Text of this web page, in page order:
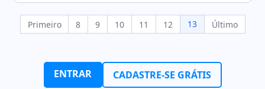
Primeiro 8 9 10 11 12 13 Último
ENTRAR CADASTRE-SE GRÁTIS